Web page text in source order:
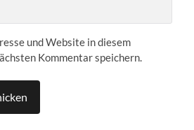
und Website in diesem
Kommentar speichern.